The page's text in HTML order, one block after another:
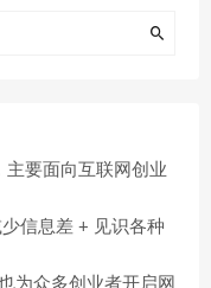
要面向互联网创业
信息差 + 见识各种
为众多创业者开启网